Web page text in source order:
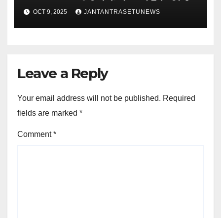
डॉ. यादवबड़वानी जिले में 60 करोड़ के निर्माण
कार्यों का वर्चुअली किया लोकार्पण और
शिलान्यास
OCT 9, 2025 JANTANTRASETUNEWS
Leave a Reply
Your email address will not be published. Required
fields are marked *
Comment*